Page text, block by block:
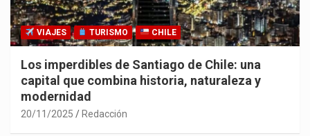
VIAJES TURISMO CHILE
Los imperdibles de Santiago de Chile: una
capital que combina historia, naturaleza y
modernidad
20/11/2025 Redacción